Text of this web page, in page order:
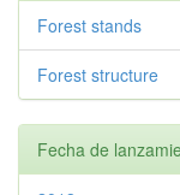
Forest stands
Forest structure
Fecha de